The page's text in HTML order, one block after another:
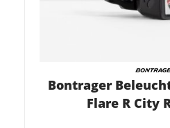
Bontrager
Flare R City